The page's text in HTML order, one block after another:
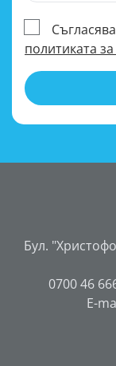
политиката
Бул.
0700 46
E-